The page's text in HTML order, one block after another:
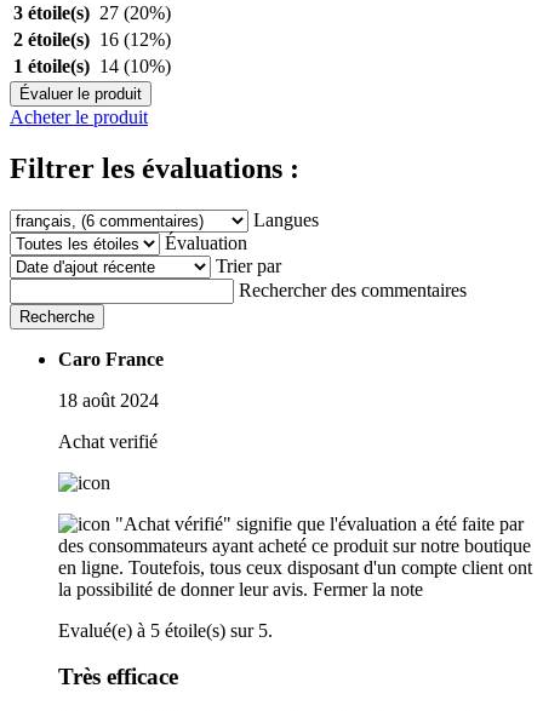
3 étoile(s) 27 (20%)
2 étoile(s) 16 (12%)
1 étoile(s) 14 (10%)
Évaluer le produit
Acheter le produit
Filtrer les évaluations :
Langues
Évaluation
Trier par
Rechercher des commentaires
Recherche
Caro France
18 août 2024
Achat verifié
"Achat vérifié" signifie que l'évaluation a été faite par
des consommateurs ayant acheté ce produit sur notre boutique
en ligne. Toutefois, tous ceux disposant d'un compte client ont
la possibilité de donner leur avis. Fermer la note
Evalué(e) à 5 étoile(s) sur 5.
Très efficace